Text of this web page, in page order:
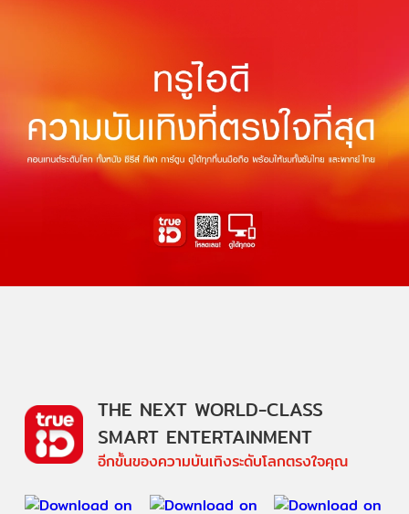
THE NEXT WORLD-CLASS
SMART ENTERTAINMENT
อีกขั้นของความบันเทิงระดับโลกตรงใจคุณ